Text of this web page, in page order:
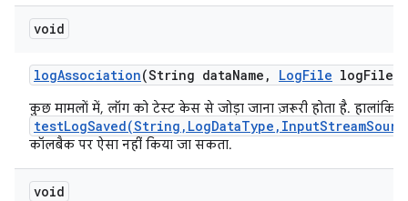
void
logAssociation(String dataName , LogFile logFile)
कुछ मामलों में, लॉग को टेस्ट केस से जोड़ा जाना ज़रूरी होता है. हालांकि,
कॉलबैक पर ऐसा नहीं किया जा सकता.
void